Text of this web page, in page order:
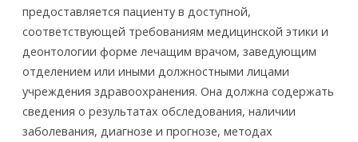
предоставляется пациенту в доступной,
соответствующей требованиям медицинской этики и
деонтологии форме лечащим врачом, заведующим
отделением или иными должностными лицами
учреждения здравоохранения. Она должна содержать
сведения о результатах обследования, наличии
заболевания, диагнозе и прогнозе, методах